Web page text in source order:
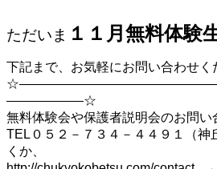
ただいま １１月無料体験
下記まで、お気軽にお問い合わせく
――――――☆
無料体験会や保護者説明会のお問い
TEL０５２－７３４－４４９１（神
くか、